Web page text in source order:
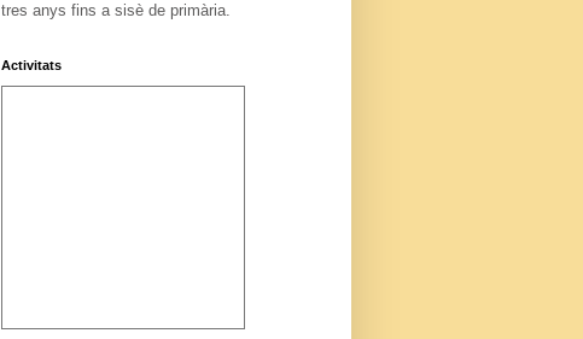
tres anys fins a sisè de primària.
Activitats